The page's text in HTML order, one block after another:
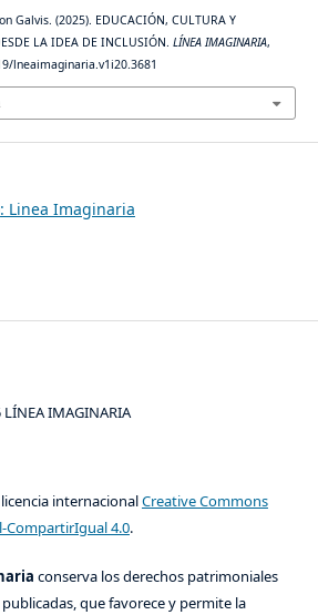
Galvis. (2025). EDUCACIÓN, CULTURA Y
LA IDEA DE INCLUSIÓN. LÍNEA IMAGINARIA,
lneaimaginaria.v1i20.3681
Linea Imaginaria
IMAGINARIA
internacionalCreative Commons
CompartirIgual 4.0.
conserva los derechos patrimoniales
que favorece y permite la